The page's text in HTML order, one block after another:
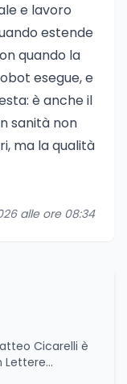
e lavoro
estende
quando la
esegue, e
è anche il
sanità non
ma la qualità
alle ore 08:34
Lettere